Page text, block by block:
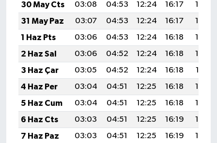
30 May Cts
03:08 04:53 12:24 16:17
19:44
31 May Paz
03:07 04:53 12:24 16:17
19:45
1 Haz Pts
03:06 04:53 12:24 16:18
19:46
2 Haz Sal
03:06 04:52 12:24 16:18
19:46
3 Haz Çar
03:05 04:52 12:24 16:18
19:47
4 Haz Per
03:04 04:51 12:25 16:18
19:48
5 Haz Cum
03:04 04:51 12:25 16:18
19:48
6 Haz Cts
03:03 04:51 12:25 16:19
19:49
7 Haz Paz
03:03 04:51 12:25 16:19
19:50